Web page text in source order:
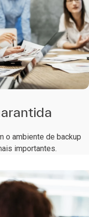
o ambiente de backup
importantes.